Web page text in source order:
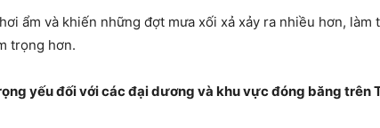
ẩm và khiến những đợt mưa xối xả xảy ra nhiều hơn,
trọng hơn.
yếu đối với các đại dương và khu vực đóng băng trên